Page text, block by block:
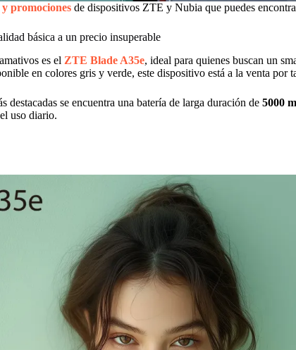
promociones de dispositivos ZTE y Nubia que puedes
básica a un precio insuperable
es el ZTE Blade A35e, ideal para quienes buscan un
en colores gris y verde, este dispositivo está a la venta por
destacadas se encuentra una batería de larga duración de 5000
uso diario.